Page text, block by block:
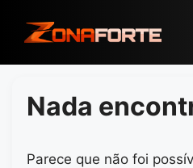
para
conteúdo
Nada
Parece que não foi